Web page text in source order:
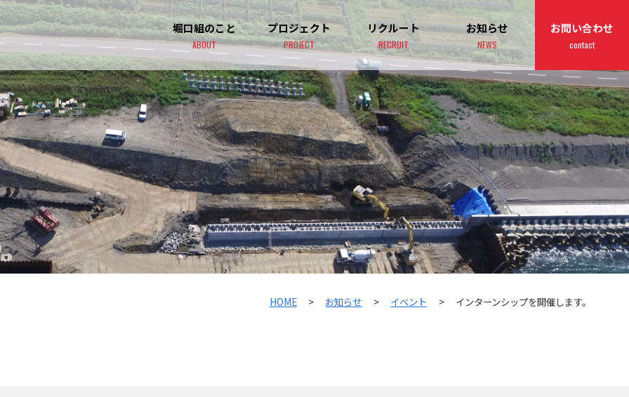
堀口組のこと
ABOUT
プロジェクト
PROJECT
リクルート
RECRUIT
お知らせ
NEWS
お問い合わせ
contact
HOME > お知らせ > イベント > インターンシップを開催します。